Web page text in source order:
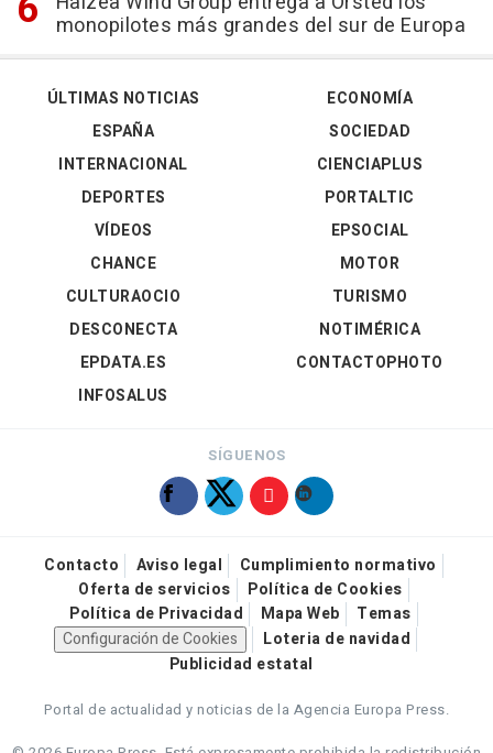
monopilotes más grandes del sur de Europa
ÚLTIMAS NOTICIAS
ESPAÑA
INTERNACIONAL
DEPORTES
VÍDEOS
ECONOMÍA
SOCIEDAD
CIENCIAPLUS
PORTALTIC
EPSOCIAL
CHANCE
CULTURAOCIO
DESCONECTA
EPDATA.ES
INFOSALUS
MOTOR
TURISMO
NOTIMÉRICA
CONTACTOPHOTO
SÍGUENOS
Contacto Aviso legal
Cumplimiento normativo
Oferta de servicios
Política de Cookies
Política de Privacidad
Mapa Web
Temas
Configuración de Cookies
Loteria de navidad
Publicidad estatal
Portal de actualidad y noticias de la Agencia Europa Press.